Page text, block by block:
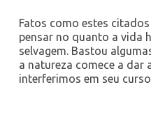
Fatos como estes
pensar no quanto a vida
selvagem. Bastou
a natureza comece a dar
interferimos em seu